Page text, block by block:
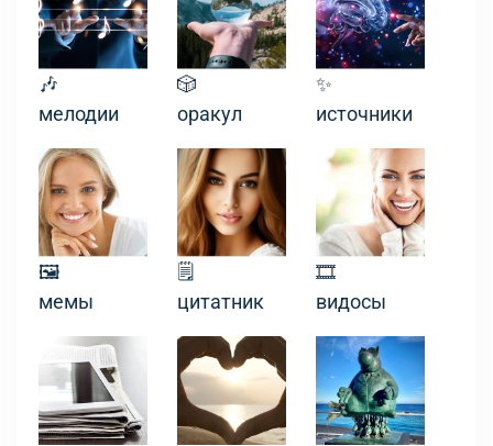
🎶
мелодии
🎲
оракул
✨
источники
🖼
мемы
🗒
цитатник
🎞
видосы